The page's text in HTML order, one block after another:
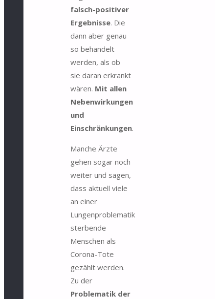
falsch-positiver
Ergebnisse. Die
dann aber genau
so behandelt
werden, als ob
sie daran erkrankt
wären. Mit allen
Nebenwirkungen
und
Einschränkungen.
Manche Ärzte
gehen sogar noch
weiter und sagen,
dass aktuell viele
an einer
Lungenproblematik
sterbende
Menschen als
Corona-Tote
gezählt werden.
Zu der
Problematik der